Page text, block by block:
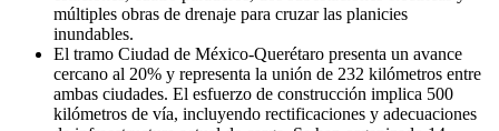
múltiples obras de drenaje para cruzar las planicies
inundables.
El tramo Ciudad de México-Querétaro presenta un avance
cercano al 20% y representa la unión de 232 kilómetros entre
ambas ciudades. El esfuerzo de construcción implica 500
kilómetros de vía, incluyendo rectificaciones y adecuaciones